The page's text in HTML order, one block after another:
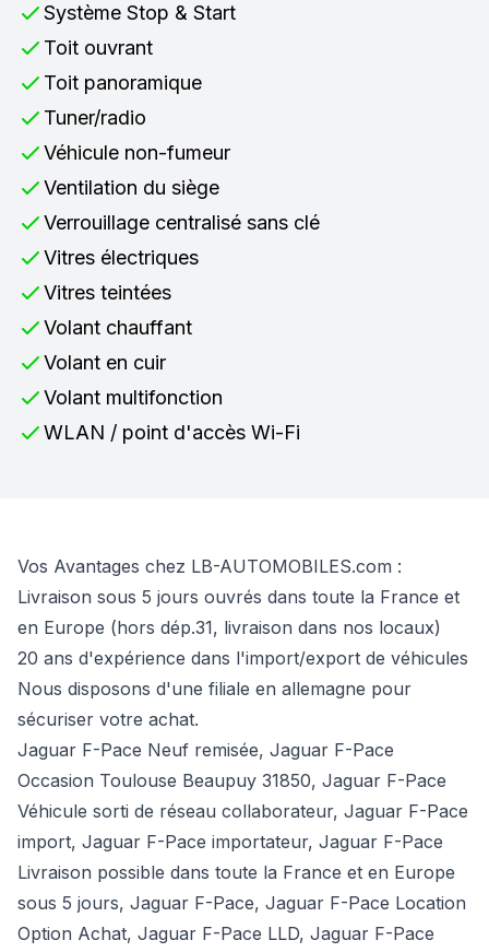
Système Stop & Start
Toit ouvrant
Toit panoramique
Tuner/radio
Véhicule non-fumeur
Ventilation du siège
Verrouillage centralisé sans clé
Vitres électriques
Vitres teintées
Volant chauffant
Volant en cuir
Volant multifonction
WLAN / point d'accès Wi-Fi
Vos Avantages chez LB-AUTOMOBILES.com :
Livraison sous 5 jours ouvrés dans toute la France et
en Europe (hors dép.31, livraison dans nos locaux)
20 ans d'expérience dans l'import/export de véhicules
Nous disposons d'une filiale en allemagne pour
sécuriser votre achat.
Jaguar F-Pace Neuf remisée, Jaguar F-Pace
Occasion Toulouse Beaupuy 31850, Jaguar F-Pace
Véhicule sorti de réseau collaborateur, Jaguar F-Pace
import, Jaguar F-Pace importateur, Jaguar F-Pace
Livraison possible dans toute la France et en Europe
sous 5 jours, Jaguar F-Pace, Jaguar F-Pace Location
Option Achat, Jaguar F-Pace LLD, Jaguar F-Pace